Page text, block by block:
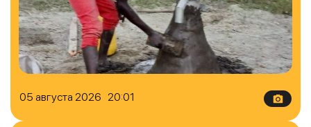
05 августа 2026 20:01